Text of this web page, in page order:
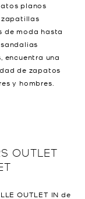
planos
de moda hasta
encuentra una
de zapatos
y hombres.
OUTLET
OUTLET IN de